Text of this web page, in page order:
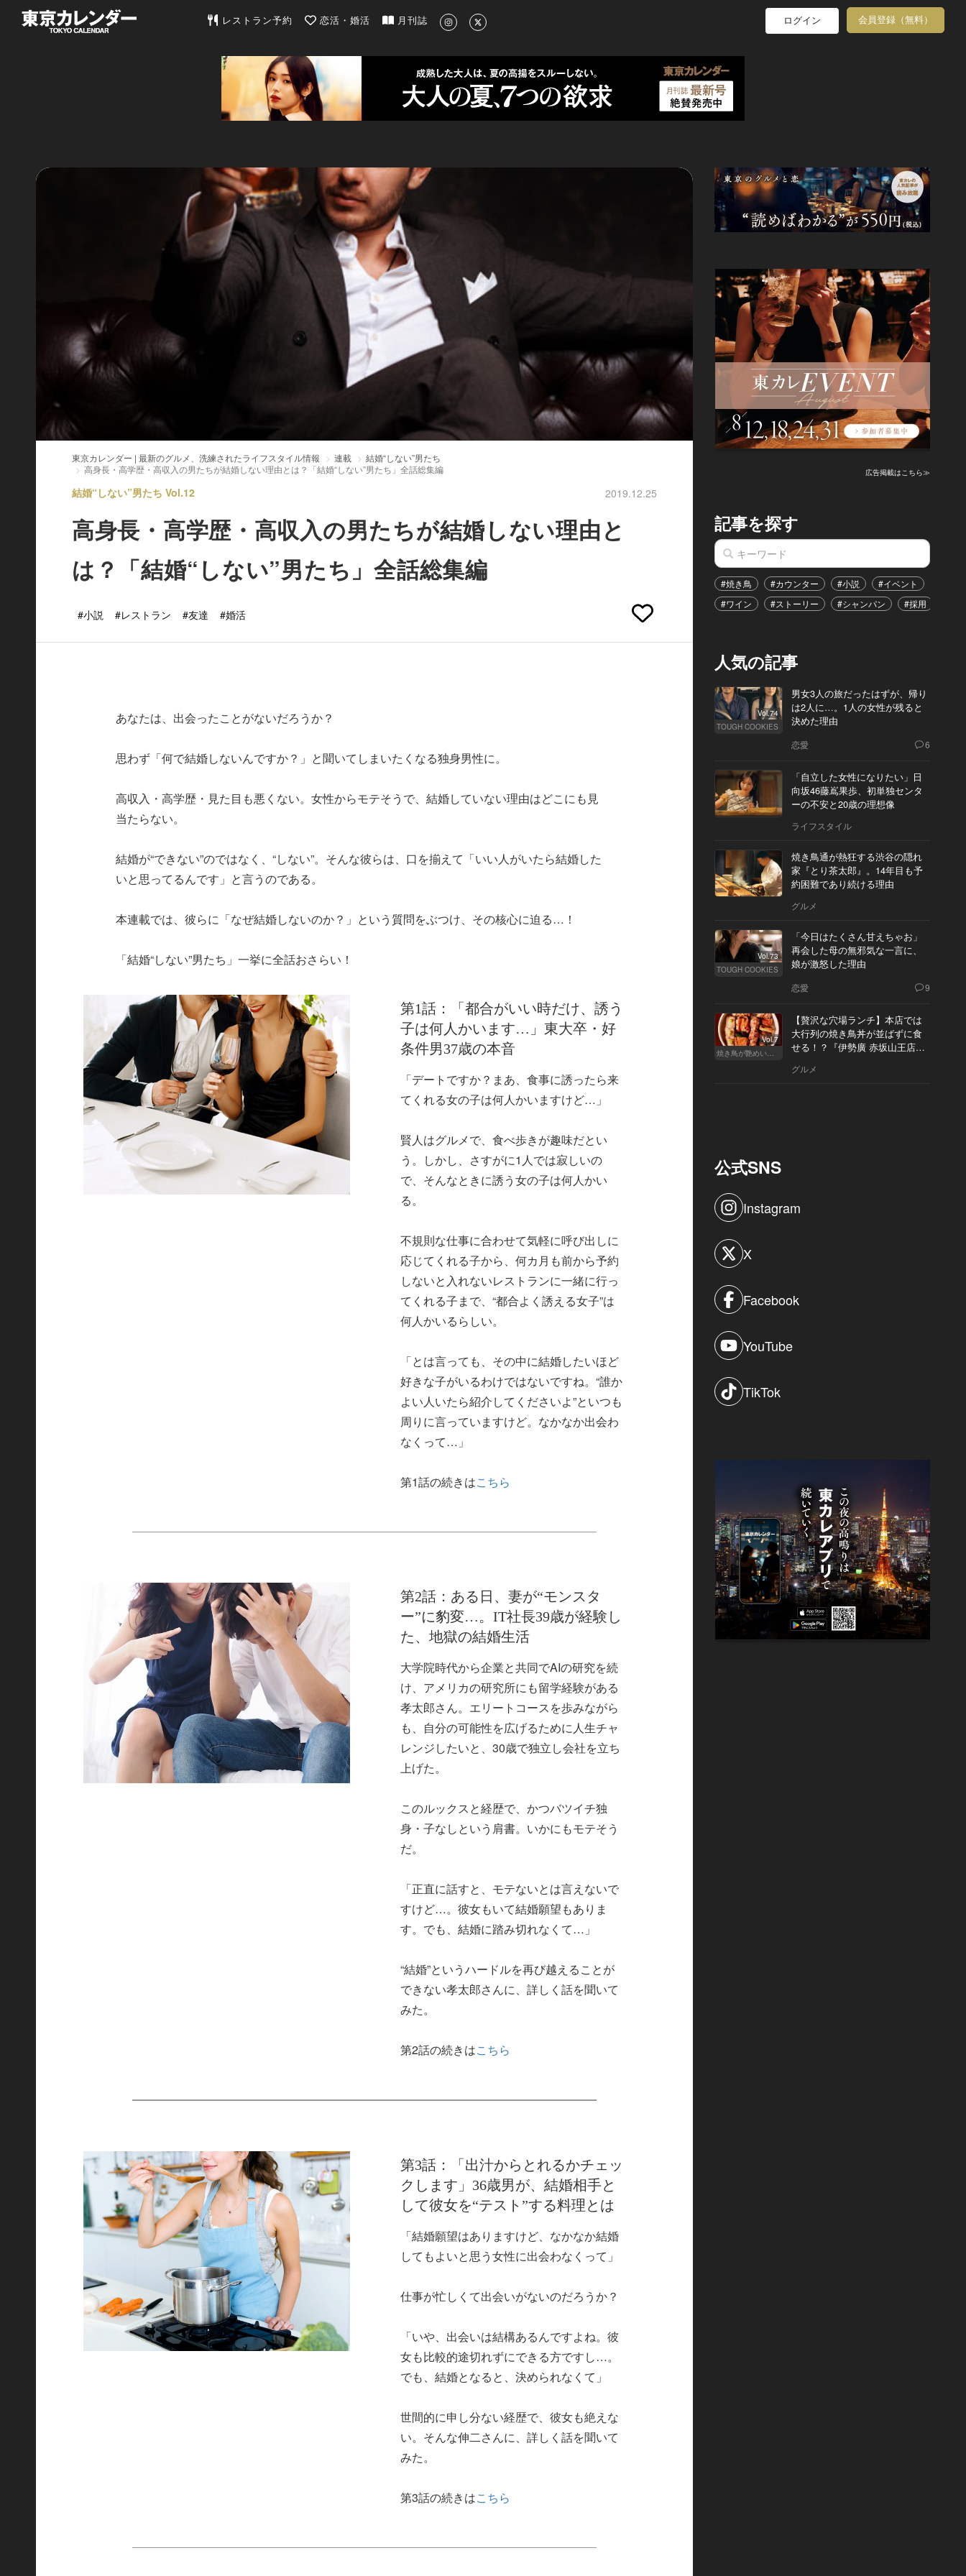
東京カレンダー | 最新のグルメ、洗練されたライフスタイル情報
レストラン予約 恋活・婚活 月刊誌 ログイン 会員登録（無料）
東京カレンダー | 最新のグルメ、洗練されたライフスタイル情報 連載
結婚“しない”男たち
高身長・高学歴・高収入の男たちが結婚しない理由とは？「結婚“しない”男たち」全話総集編
結婚“しない”男たち Vol.12 2019.12.25
高身長・高学歴・高収入の男たちが結婚しない理由と
は？「結婚“しない”男たち」全話総集編
#小説 #レストラン #友達 #婚活
あなたは、出会ったことがないだろうか？
思わず「何で結婚しないんですか？」と聞いてしまいたくなる独身男性に。
高収入・高学歴・見た目も悪くない。女性からモテそうで、結婚していない理由はどこにも見
当たらない。
結婚が“できない”のではなく、“しない”。そんな彼らは、口を揃えて「いい人がいたら結婚した
いと思ってるんです」と言うのである。
本連載では、彼らに「なぜ結婚しないのか？」という質問をぶつけ、その核心に迫る…！
「結婚“しない”男たち」一挙に全話おさらい！
第1話：「都合がいい時だけ、誘う
子は何人かいます…」東大卒・好
条件男37歳の本音
「デートですか？まあ、食事に誘ったら来
てくれる女の子は何人かいますけど…」
賢人はグルメで、食べ歩きが趣味だとい
う。しかし、さすがに1人では寂しいの
で、そんなときに誘う女の子は何人かい
る。
不規則な仕事に合わせて気軽に呼び出しに
応じてくれる子から、何カ月も前から予約
しないと入れないレストランに一緒に行っ
てくれる子まで、“都合よく誘える女子”は
何人かいるらしい。
「とは言っても、その中に結婚したいほど
好きな子がいるわけではないですね。“誰か
よい人いたら紹介してくださいよ”といつも
周りに言っていますけど。なかなか出会わ
なくって…」
第1話の続きはこちら
第2話：ある日、妻が“モンスタ
ー”に豹変…。IT社長39歳が経験し
た、地獄の結婚生活
大学院時代から企業と共同でAIの研究を続
け、アメリカの研究所にも留学経験がある
孝太郎さん。エリートコースを歩みながら
も、自分の可能性を広げるために人生チャ
レンジしたいと、30歳で独立し会社を立ち
上げた。
このルックスと経歴で、かつバツイチ独
身・子なしという肩書。いかにもモテそう
だ。
「正直に話すと、モテないとは言えないで
すけど…。彼女もいて結婚願望もありま
す。でも、結婚に踏み切れなくて…」
“結婚”というハードルを再び越えることが
できない孝太郎さんに、詳しく話を聞いて
みた。
第2話の続きはこちら
第3話：「出汁からとれるかチェッ
クします」36歳男が、結婚相手と
して彼女を“テスト”する料理とは
「結婚願望はありますけど、なかなか結婚
してもよいと思う女性に出会わなくって」
仕事が忙しくて出会いがないのだろうか？
「いや、出会いは結構あるんですよね。彼
女も比較的途切れずにできる方ですし…。
でも、結婚となると、決められなくて」
世間的に申し分ない経歴で、彼女も絶えな
い。そんな伸二さんに、詳しく話を聞いて
みた。
第3話の続きはこちら
広告掲載はこちら≫
記事を探す
#焼き鳥 #カウンター #小説 #イベント
#ワイン
#ストーリー #シャンパン #採用
人気の記事
Vol.74
TOUGH COOKIES
男女3人の旅だったはずが、帰り
は2人に…。1人の女性が残ると
決めた理由
恋愛 6
「自立した女性になりたい」日
向坂46藤嶌果歩、初単独センタ
ーの不安と20歳の理想像
ライフスタイル
焼き鳥通が熱狂する渋谷の隠れ
家『とり茶太郎』。14年目も予
約困難であり続ける理由
グルメ
Vol.73
TOUGH COOKIES
「今日はたくさん甘えちゃお」
再会した母の無邪気な一言に、
娘が激怒した理由
恋愛 9
Vol.7
焼き鳥が艶めいてきた
【贅沢な穴場ランチ】本店では
大行列の焼き鳥丼が並ばずに食
せる！？『伊勢廣 赤坂山王店』
グルメ
公式SNS
Instagram
X
Facebook
YouTube
TikTok